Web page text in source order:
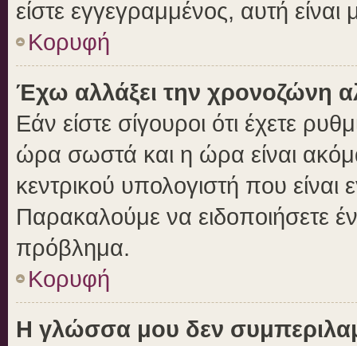
είστε εγγεγραμμένος, αυτή είναι
Κορυφή
Έχω αλλάξει την χρονοζώνη
Εάν είστε σίγουροι ότι έχετε
ώρα σωστά και η ώρα είναι
κεντρικού υπολογιστή που
Παρακαλούμε να ειδοποιήσετε
πρόβλημα.
Κορυφή
Η γλώσσα μου δεν